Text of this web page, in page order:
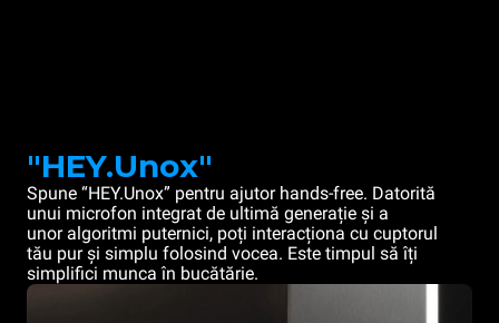
"HEY.Unox"
Spune “HEY.Unox” pentru ajutor hands-free. Datorită
unui microfon integrat de ultimă generație și a
unor algoritmi puternici, poți interacționa cu cuptorul
tău pur și simplu folosind vocea. Este timpul să îți
simplifici munca în bucătărie.